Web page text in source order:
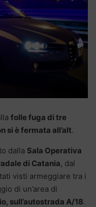
folle fuga di tre
si è fermata all’alt.
dalla Sala Operativa
di Catania, dal
visti armeggiare tra i
di un’area di
sull’autostrada A/18.